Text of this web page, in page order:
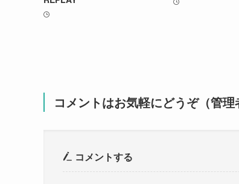
コメントはお気軽にどうぞ（管理
コメントする